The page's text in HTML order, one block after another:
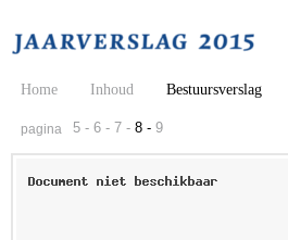
pagina 5 - 6 - 7 - 8 - 9
Home Inhoud Bestuursverslag